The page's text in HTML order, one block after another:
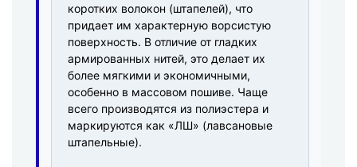
коротких волокон (штапелей), что
придает им характерную ворсистую
поверхность. В отличие от гладких
армированных нитей, это делает их
более мягкими и экономичными,
особенно в массовом пошиве. Чаще
всего производятся из полиэстера и
маркируются как «ЛШ» (лавсановые
штапельные).